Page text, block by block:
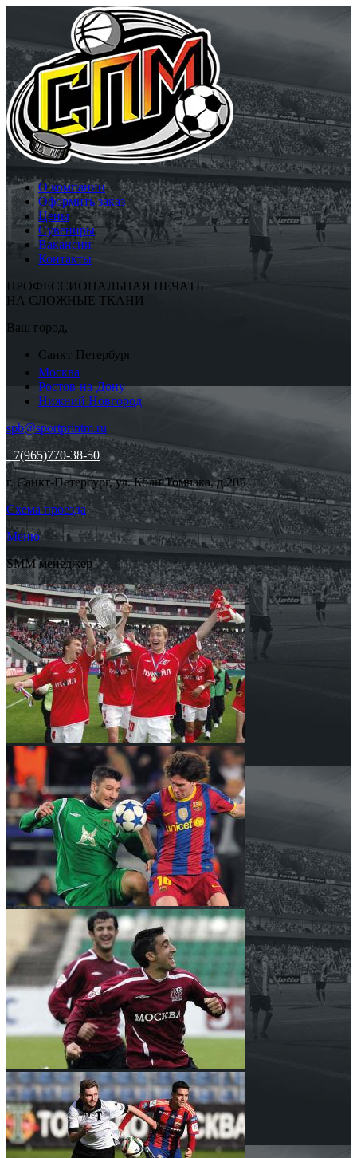
О компании
Оформить заказ
Цены
Сувениры
Вакансии
Контакты
ПРОФЕССИОНАЛЬНАЯ ПЕЧАТЬ
НА СЛОЖНЫЕ ТКАНИ
Ваш город,
Санкт-Петербург
Москва
Ростов-на-Дону
Нижний Новгород
spb@sportprintm.ru
+7(965)770-38-50
г. Санкт-Петербург, ул. Коли Томчака, д.20Б
Схема проезда
Меню
SMM менеджер